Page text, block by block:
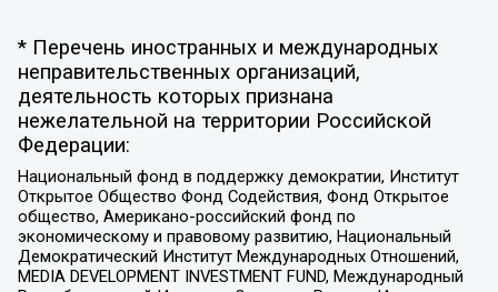
* Перечень иностранных и международных
неправительственных организаций,
деятельность которых признана
нежелательной на территории Российской
Федерации:
Национальный фонд в поддержку демократии, Институт
Открытое Общество Фонд Содействия, Фонд Открытое
общество, Американо-российский фонд по
экономическому и правовому развитию, Национальный
Демократический Институт Международных Отношений,
MEDIA DEVELOPMENT INVESTMENT FUND, Международный